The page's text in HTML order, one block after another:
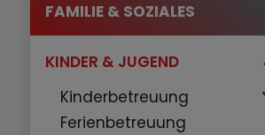
FAMILIE & SOZIALES
KINDER & JUGEND
Kinderbetreuung
Ferienbetreuung